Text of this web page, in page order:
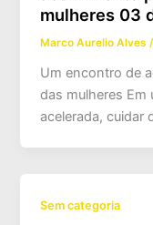
mulheres 03
Marco Aurelio Alves
Um encontro de
das mulheres Em
acelerada, cuidar
Sem categoria